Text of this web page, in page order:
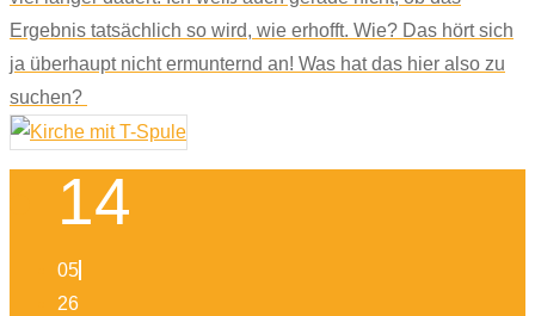
Ergebnis tatsächlich so wird, wie erhofft. Wie? Das hört sich
ja überhaupt nicht ermunternd an! Was hat das hier also zu
suchen?
14
05
26